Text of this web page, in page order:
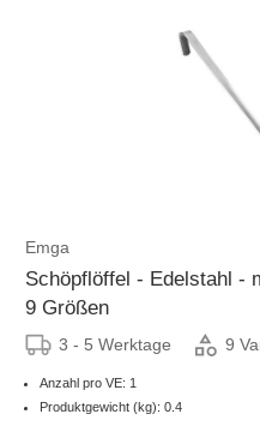
Emga
Schöpflöffel - Edelstahl -
9 Größen
3 - 5 Werktage 9
Anzahl pro VE: 1
Produktgewicht (kg): 0.4